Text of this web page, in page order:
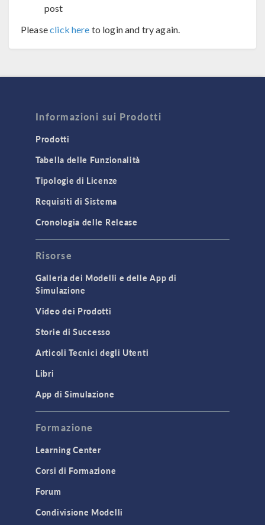
post
Pleaseclick here to login and try again.
Informazioni sui Prodotti
Prodotti
Tabella delle Funzionalità
Tipologie di Licenze
Requisiti di Sistema
Cronologia delle Release
Risorse
Galleria dei Modelli e delle App di
Simulazione
Video dei Prodotti
Storie di Successo
Articoli Tecnici degli Utenti
Libri
App di Simulazione
Formazione
Learning Center
Corsi di Formazione
Forum
Condivisione Modelli